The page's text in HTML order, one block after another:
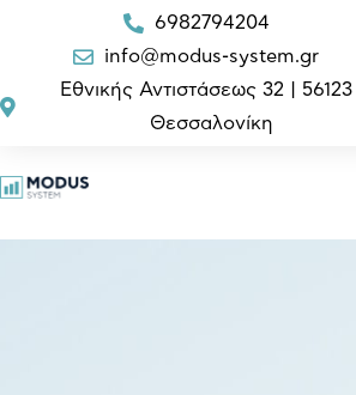
6982794204
info@modus-system.gr
Εθνικής Αντιστάσεως 32 | 56123 |
Θεσσαλονίκη